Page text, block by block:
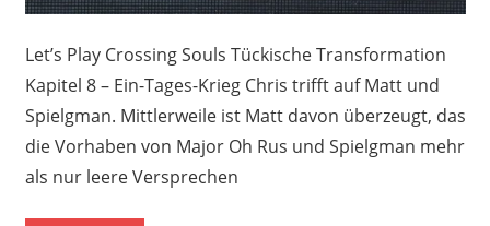
Let’s Play Crossing Souls Tückische Transformation
Kapitel 8 – Ein-Tages-Krieg Chris trifft auf Matt und
Spielgman. Mittlerweile ist Matt davon überzeugt, das
die Vorhaben von Major Oh Rus und Spielgman mehr
als nur leere Versprechen